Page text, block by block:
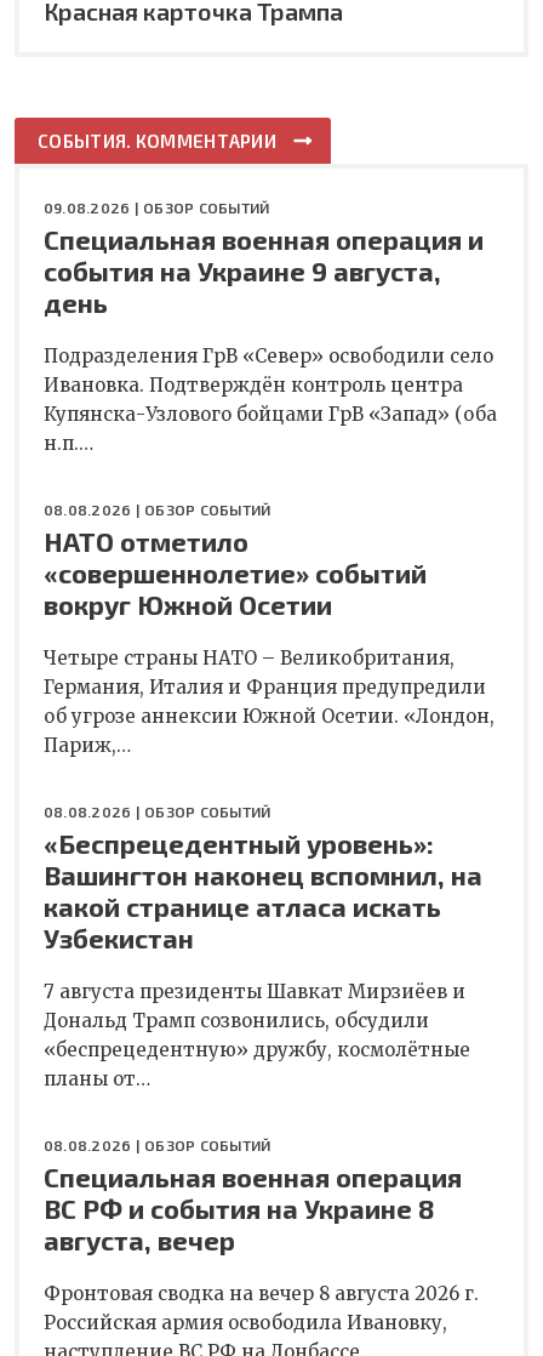
Красная карточка Трампа
СОБЫТИЯ. КОММЕНТАРИИ
09.08.2026 | ОБЗОР СОБЫТИЙ
Специальная военная операция и
события на Украине 9 августа,
день
Подразделения ГрВ «Север» освободили село
Ивановка. Подтверждён контроль центра
Купянска-Узлового бойцами ГрВ «Запад» (оба
н.п.…
08.08.2026 | ОБЗОР СОБЫТИЙ
НАТО отметило
«совершеннолетие» событий
вокруг Южной Осетии
Четыре страны НАТО – Великобритания,
Германия, Италия и Франция предупредили
об угрозе аннексии Южной Осетии. «Лондон,
Париж,…
08.08.2026 | ОБЗОР СОБЫТИЙ
«Беспрецедентный уровень»:
Вашингтон наконец вспомнил, на
какой странице атласа искать
Узбекистан
7 августа президенты Шавкат Мирзиёев и
Дональд Трамп созвонились, обсудили
«беспрецедентную» дружбу, космолётные
планы от…
08.08.2026 | ОБЗОР СОБЫТИЙ
Специальная военная операция
ВС РФ и события на Украине 8
августа, вечер
Фронтовая сводка на вечер 8 августа 2026 г.
Российская армия освободила Ивановку,